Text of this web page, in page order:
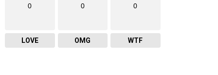
0
LOVE
0
OMG
0
WTF